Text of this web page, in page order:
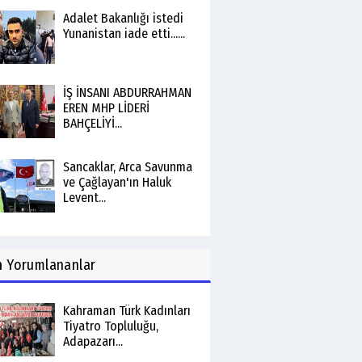
Adalet Bakanlığı istedi
Yunanistan iade etti......
İŞ İNSANI ABDURRAHMAN
EREN MHP LİDERİ
BAHÇELİYİ...
Sancaklar, Arca Savunma
ve Çağlayan'ın Haluk
Levent...
Yorumlananlar
Kahraman Türk Kadınları
Tiyatro Topluluğu,
Adapazarı...